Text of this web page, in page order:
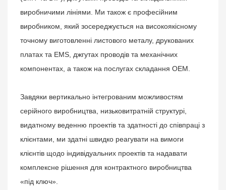
виробничими лініями. Ми також є професійним
виробником, який зосереджується на високоякісному
точному виготовленні листового металу, друкованих
платах та EMS, джгутах проводів та механічних
компонентах, а також на послугах складання OEM.
Завдяки вертикально інтегрованим можливостям
серійного виробництва, низьковитратній структурі,
видатному веденню проектів та здатності до співпраці з
клієнтами, ми здатні швидко реагувати на вимоги
клієнтів щодо індивідуальних проектів та надавати
комплексне рішення для контрактного виробництва
«під ключ».